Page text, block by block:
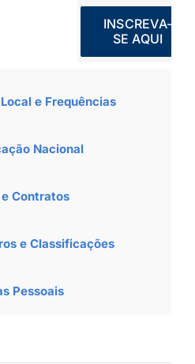
INSCREVA-
SE AQUI
e Frequências
Nacional
Contratos
e Classificações
Pessoais